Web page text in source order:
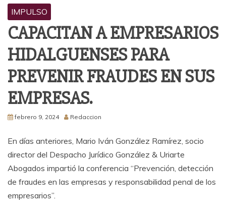
IMPULSO
CAPACITAN A EMPRESARIOS
HIDALGUENSES PARA
PREVENIR FRAUDES EN SUS
EMPRESAS.
febrero 9, 2024 Redaccion
En días anteriores, Mario Iván González Ramírez, socio
director del Despacho Jurídico González & Uriarte
Abogados impartió la conferencia “Prevención, detección
de fraudes en las empresas y responsabilidad penal de los
empresarios”.